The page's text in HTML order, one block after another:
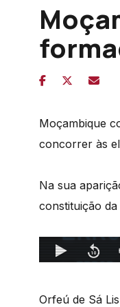
Moçambique
concorrer às
Na sua
constituição
Orfeú de Sá